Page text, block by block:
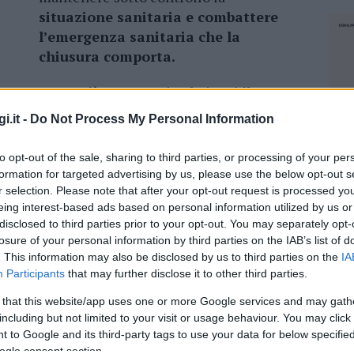
- Do Not Process My Personal Information
opt-out of the sale, sharing to third parties, or processing of your
for targeted advertising by us, please use the below opt-out
selection. Please note that after your opt-out request is processed
interest-based ads based on personal information utilized by us
to third parties prior to your opt-out. You may separately
of your personal information by third parties on the IAB’s list of
This information may also be disclosed by us to third parties on the
Participants that may further disclose it to other third parties.
that this website/app uses one or more Google services and may
but not limited to your visit or usage behaviour. You may
to Google and its third-party tags to use your data for below
consent section.
situazione sanitaria e combattere
l’emergenza sanitaria che la
chiusura comporta.
Come già avvenuto in altri casi il
di effettuare uno screening di tutta la
possibile i contagi. Inoltre si chiede
la nostra popolazione.
sanitaria, ma anche economica è stato
Sardegna un apposito finanziamento
commerciali chiuse o limitate dalla
cittadino.